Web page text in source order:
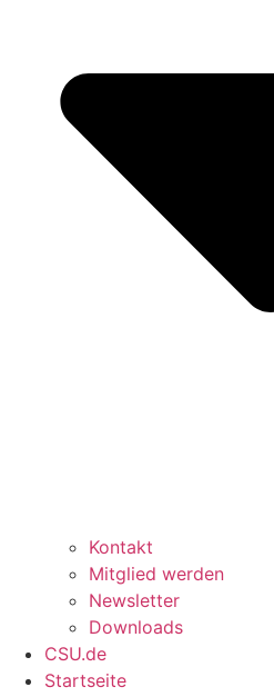
Kontakt
Mitglied werden
Newsletter
Downloads
CSU.de
Startseite